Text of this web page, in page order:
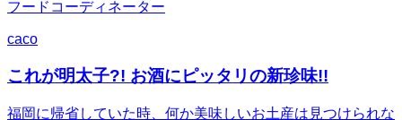
フードコーディネーター
caco
これが明太子?! お酒にピッタリの新珍味!!
福岡に帰省していた時、何か美味しいお土産は見つけられな